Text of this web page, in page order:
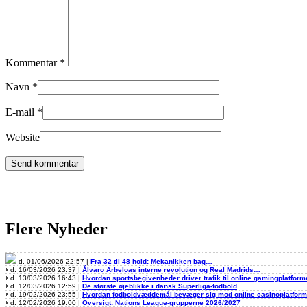
Kommentar *
Navn *
E-mail *
Website
Flere Nyheder
d. 01/06/2026 22:57 | Fra 32 til 48 hold: Mekanikken bag…
d. 16/03/2026 23:37 | Álvaro Arbeloas interne revolution og Real Madrids…
d. 13/03/2026 16:43 | Hvordan sportsbegivenheder driver trafik til online
d. 12/03/2026 12:59 | De største øjeblikke i dansk Superliga-fodbold
d. 19/02/2026 23:55 | Hvordan fodboldvæddemål bevæger sig mod online
d. 12/02/2026 19:00 | Oversigt: Nations League-grupperne 2026/2027